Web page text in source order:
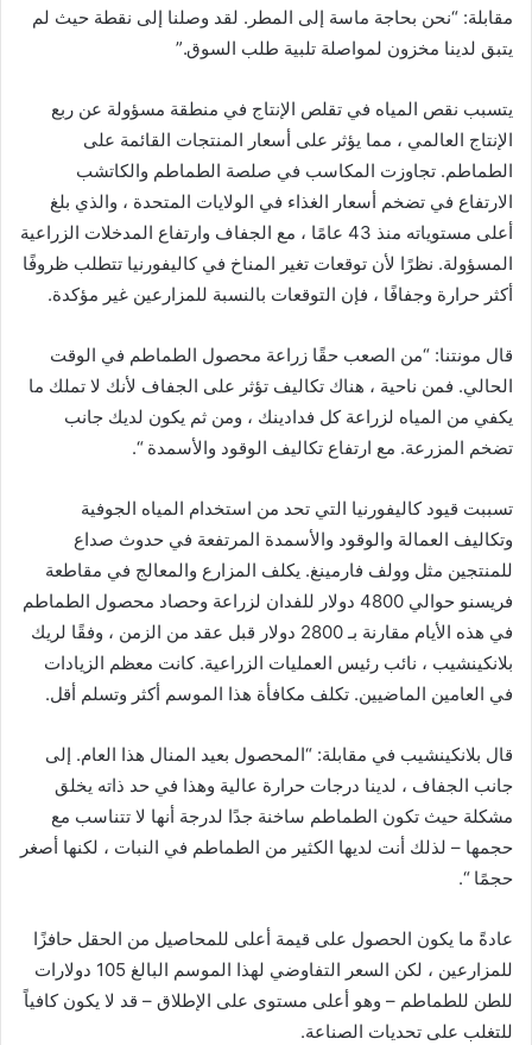
مقابلة: “نحن بحاجة ماسة إلى المطر. لقد وصلنا إلى نقطة حيث لم
يتبق لدينا مخزون لمواصلة تلبية طلب السوق.”
يتسبب نقص المياه في تقلص الإنتاج في منطقة مسؤولة عن ربع
الإنتاج العالمي ، مما يؤثر على أسعار المنتجات القائمة على
الطماطم. تجاوزت المكاسب في صلصة الطماطم والكاتشب
الارتفاع في تضخم أسعار الغذاء في الولايات المتحدة ، والذي بلغ
أعلى مستوياته منذ 43 عامًا ، مع الجفاف وارتفاع المدخلات الزراعية
المسؤولة. نظرًا لأن توقعات تغير المناخ في كاليفورنيا تتطلب ظروفًا
أكثر حرارة وجفافًا ، فإن التوقعات بالنسبة للمزارعين غير مؤكدة.
قال مونتنا: “من الصعب حقًا زراعة محصول الطماطم في الوقت
الحالي. فمن ناحية ، هناك تكاليف تؤثر على الجفاف لأنك لا تملك ما
يكفي من المياه لزراعة كل فدادينك ، ومن ثم يكون لديك جانب
تضخم المزرعة. مع ارتفاع تكاليف الوقود والأسمدة “.
تسببت قيود كاليفورنيا التي تحد من استخدام المياه الجوفية
وتكاليف العمالة والوقود والأسمدة المرتفعة في حدوث صداع
للمنتجين مثل وولف فارمينغ. يكلف المزارع والمعالج في مقاطعة
فريسنو حوالي 4800 دولار للفدان لزراعة وحصاد محصول الطماطم
في هذه الأيام مقارنة بـ 2800 دولار قبل عقد من الزمن ، وفقًا لريك
بلانكينشيب ، نائب رئيس العمليات الزراعية. كانت معظم الزيادات
في العامين الماضيين. تكلف مكافأة هذا الموسم أكثر وتسلم أقل.
قال بلانكينشيب في مقابلة: “المحصول بعيد المنال هذا العام. إلى
جانب الجفاف ، لدينا درجات حرارة عالية وهذا في حد ذاته يخلق
مشكلة حيث تكون الطماطم ساخنة جدًا لدرجة أنها لا تتناسب مع
حجمها – لذلك أنت لديها الكثير من الطماطم في النبات ، لكنها أصغر
حجمًا “.
عادةً ما يكون الحصول على قيمة أعلى للمحاصيل من الحقل حافزًا
للمزارعين ، لكن السعر التفاوضي لهذا الموسم البالغ 105 دولارات
للطن للطماطم – وهو أعلى مستوى على الإطلاق – قد لا يكون كافياً
للتغلب على تحديات الصناعة.